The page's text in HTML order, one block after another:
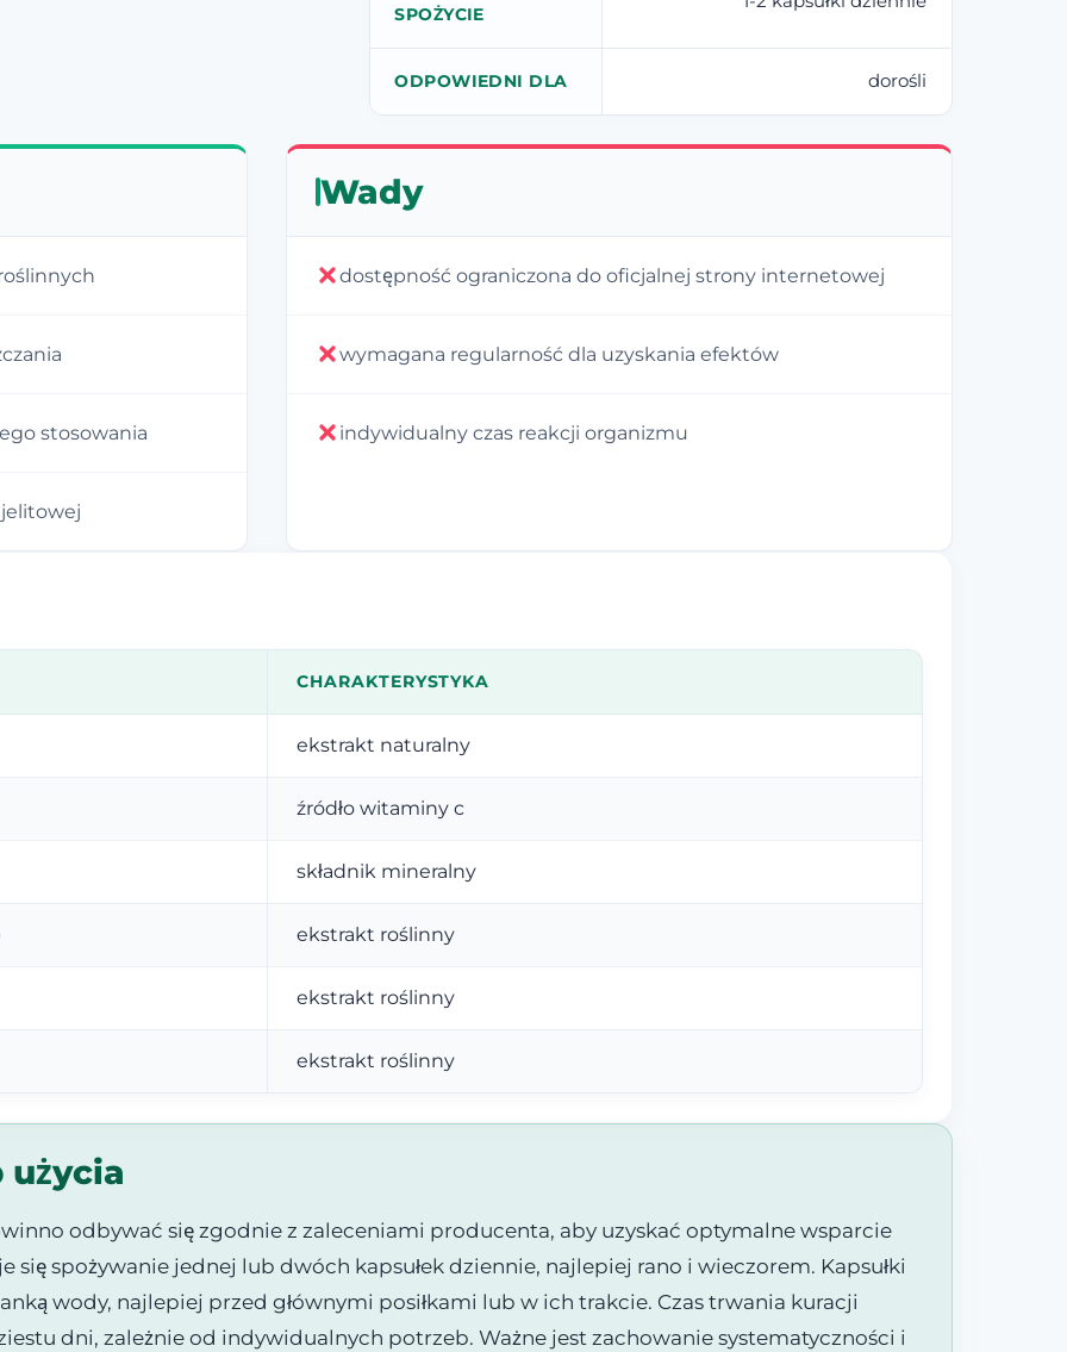
SPOŻYCIE
ODPOWIEDNI DLA dorośli
stosowania
Wady
dostępność ograniczona do oficjalnej strony internetowej
wymagana regularność dla uzyskania efektów
indywidualny czas reakcji organizmu
CHARAKTERYSTYKA
ekstrakt naturalny
źródło witaminy c
składnik mineralny
ekstrakt roślinny
ekstrakt roślinny
ekstrakt roślinny
użycia
odbywać się zgodnie z zaleceniami producenta, aby uzyskać optymalne wsparcie
spożywanie jednej lub dwóch kapsułek dziennie, najlepiej rano i wieczorem. Kapsułki
wody, najlepiej przed głównymi posiłkami lub w ich trakcie. Czas trwania kuracji
dni, zależnie od indywidualnych potrzeb. Ważne jest zachowanie systematyczności i